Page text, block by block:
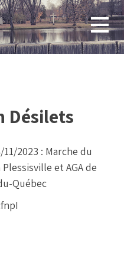
Désilets
2023 : Marche du
et AGA de
Québec